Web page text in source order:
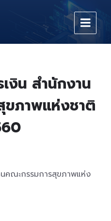
งิน สำนักงาน
ขภาพแห่งชาติ
คณะกรรมการสุขภาพแห่ง